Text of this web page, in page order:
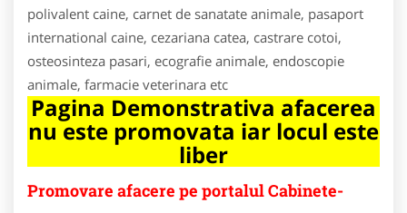
polivalent caine, carnet de sanatate animale, pasaport
international caine, cezariana catea, castrare cotoi,
osteosinteza pasari, ecografie animale, endoscopie
animale, farmacie veterinara etc
Pagina Demonstrativa afacerea
nu este promovata iar locul este
liber
Promovare afacere pe portalul Cabinete-